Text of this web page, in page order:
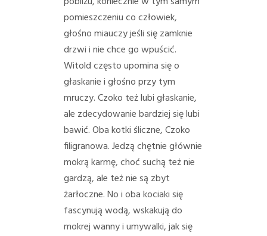
pomieszczeniu co człowiek,
głośno miauczy jeśli się zamknie
drzwi i nie chce go wpuścić.
Witold często upomina się o
głaskanie i głośno przy tym
mruczy. Czoko też lubi głaskanie,
ale zdecydowanie bardziej się lubi
bawić. Oba kotki śliczne, Czoko
filigranowa. Jedzą chętnie głównie
mokrą karmę, choć suchą też nie
gardzą, ale też nie są zbyt
żarłoczne.No i oba kociaki się
fascynują wodą, wskakują do
mokrej wanny i umywalki, jak się